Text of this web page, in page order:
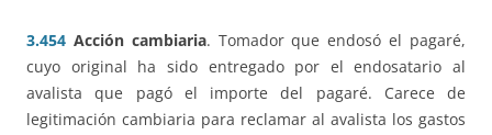
3.454 Acción cambiaria. Tomador que endosó el pagaré,
cuyo original ha sido entregado por el endosatario al
avalista que pagó el importe del pagaré. Carece de
legitimación cambiaria para reclamar al avalista los gastos